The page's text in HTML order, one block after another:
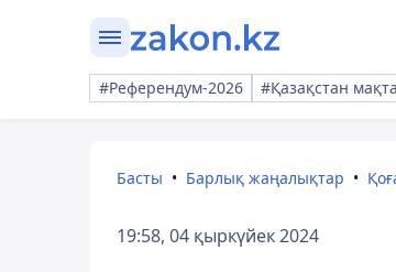
#Референдум-2026 #Қазақстан
Басты Барлық жаңалықтар
19:58, 04 қыркүйек 2024